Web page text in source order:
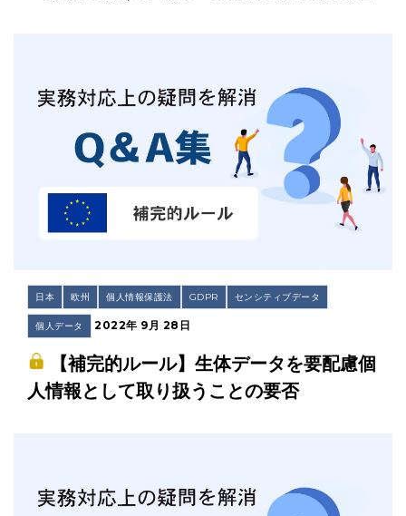
日本 欧州 個人情報保護法 GDPR センシティブデータ
個人データ 2022年 9月 28日
【補完的ルール】生体データを要配慮個
人情報として取り扱うことの要否